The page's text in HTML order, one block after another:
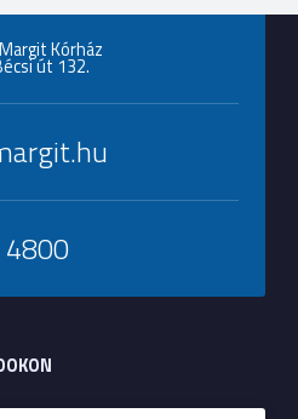
Kórház
út 132.